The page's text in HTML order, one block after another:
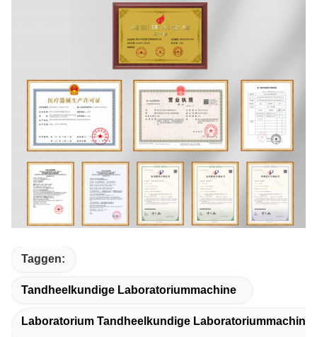
Taggen:
Tandheelkundige Laboratoriummachine
Laboratorium Tandheelkundige Laboratoriummachine